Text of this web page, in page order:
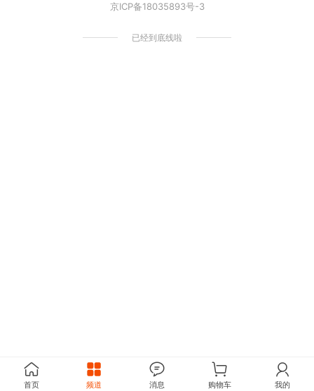
京ICP备18035893号-3
已经到底线啦
首页 频道 消息 购物车 我的